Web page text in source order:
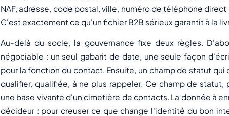
NAF, adresse, code postal, ville, numéro de téléphone
C'est exactement ce qu'un fichier B2B sérieux garantit à la
Au-delà du socle, la gouvernance fixe deux règles.
négociable : un seul gabarit de date, une seule façon
pour la fonction du contact. Ensuite, un champ de statut
qualifier, qualifiée, à ne plus rappeler. Ce champ de
une base vivante d'un cimetière de contacts. La donnée à
décideur : pour creuser ce que change l'identité du bon